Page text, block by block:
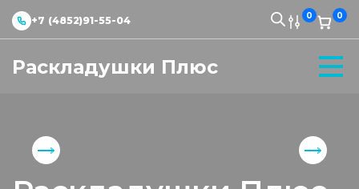
+7 (4852)91-55-04 0 0
Раскладушки Плюс